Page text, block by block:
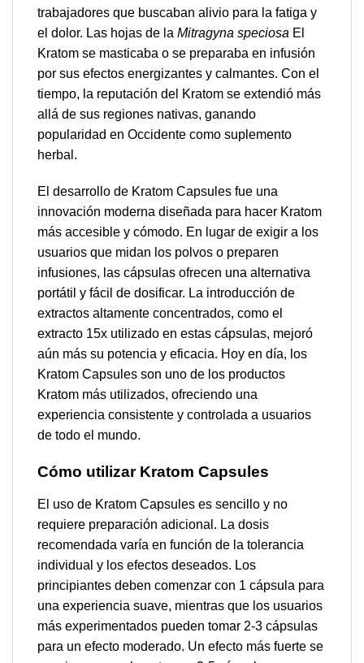
trabajadores que buscaban alivio para la fatiga y
el dolor. Las hojas de la Mitragyna speciosa El
Kratom se masticaba o se preparaba en infusión
por sus efectos energizantes y calmantes. Con el
tiempo, la reputación del Kratom se extendió más
allá de sus regiones nativas, ganando
popularidad en Occidente como suplemento
herbal.
El desarrollo de Kratom Capsules fue una
innovación moderna diseñada para hacer Kratom
más accesible y cómodo. En lugar de exigir a los
usuarios que midan los polvos o preparen
infusiones, las cápsulas ofrecen una alternativa
portátil y fácil de dosificar. La introducción de
extractos altamente concentrados, como el
extracto 15x utilizado en estas cápsulas, mejoró
aún más su potencia y eficacia. Hoy en día, los
Kratom Capsules son uno de los productos
Kratom más utilizados, ofreciendo una
experiencia consistente y controlada a usuarios
de todo el mundo.
Cómo utilizar Kratom Capsules
El uso de Kratom Capsules es sencillo y no
requiere preparación adicional. La dosis
recomendada varía en función de la tolerancia
individual y los efectos deseados. Los
principiantes deben comenzar con 1 cápsula para
una experiencia suave, mientras que los usuarios
más experimentados pueden tomar 2-3 cápsulas
para un efecto moderado. Un efecto más fuerte se